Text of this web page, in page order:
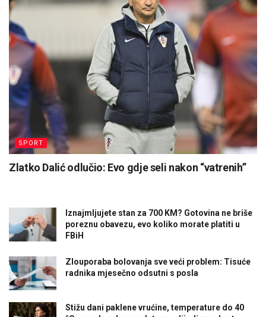
SPORT
Zlatko Dalić odlučio: Evo gdje seli nakon “vatrenih”
Iznajmljujete stan za 700 KM? Gotovina ne briše
poreznu obavezu, evo koliko morate platiti u
FBiH
Zlouporaba bolovanja sve veći problem: Tisuće
radnika mjesečno odsutni s posla
Stižu dani paklene vrućine, temperature do 40